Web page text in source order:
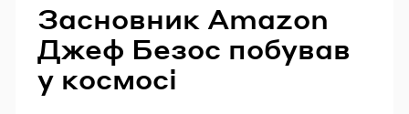
Засновник Amazon
Джеф Безос побував
у космосі